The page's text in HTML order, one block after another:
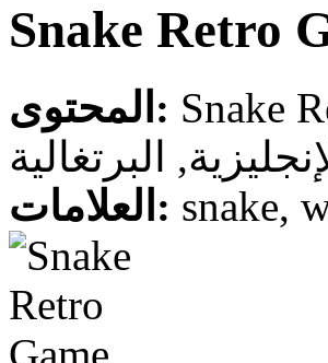
Snake Retro
المحتوى:
البرتغالية
العلامات: snake,